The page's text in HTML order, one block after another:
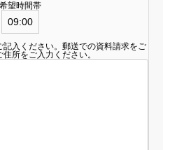
希望時間帯
入ください。郵送での資料請求をご
所をご入力ください。